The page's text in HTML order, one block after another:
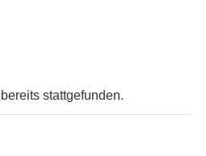
stattgefunden.